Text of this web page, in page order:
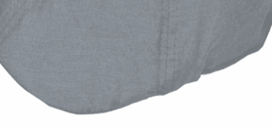
ΑΝΔΡΙΚΑ ΚΑΠΕΛΑ
Καλοκαιρινή τραγιάσκα Oxford
7,00€